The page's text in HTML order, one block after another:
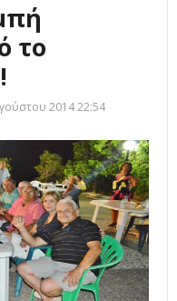
το
2014 22:54